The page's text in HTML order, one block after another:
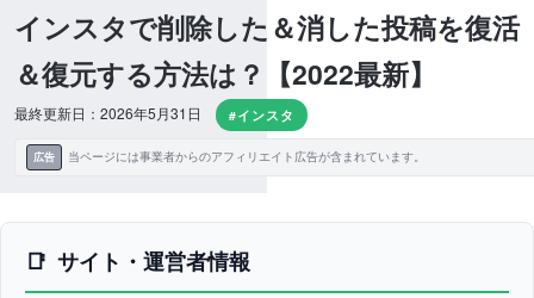
インスタで削除した＆消した投稿を復活
＆復元する方法は？【2022最新】
最終更新日：2026年5月31日 #インスタ
広告 当ページには事業者からのアフィリエイト広告が含まれています。
サイト・運営者情報